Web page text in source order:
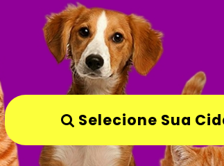
Selecione Sua